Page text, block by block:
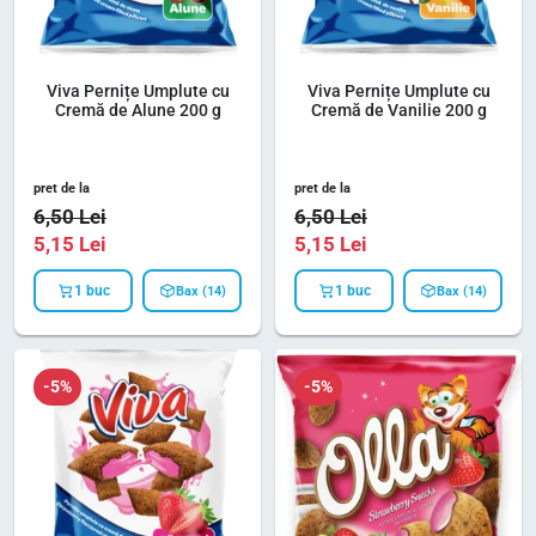
Viva Pernițe Umplute cu
Cremă de Alune 200 g
pret de la
6,50Lei
5,15 Lei
1 buc Bax (14)
Viva Pernițe Umplute cu
Cremă de Vanilie 200 g
pret de la
6,50Lei
5,15 Lei
1 buc Bax (14)
-5% -5%